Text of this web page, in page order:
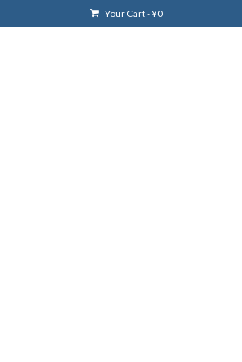
Your Cart-¥0